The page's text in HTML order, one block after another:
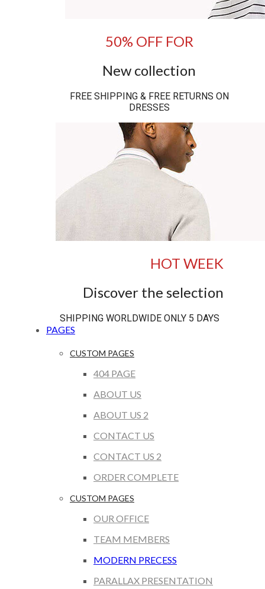
50% OFF FOR
New collection
FREE SHIPPING & FREE RETURNS ON
DRESSES
HOT WEEK
Discover the selection
SHIPPING WORLDWIDE ONLY 5 DAYS
PAGES
CUSTOM PAGES
404 PAGE
ABOUT US
ABOUT US 2
CONTACT US
CONTACT US 2
ORDER COMPLETE
CUSTOM PAGES
OUR OFFICE
TEAM MEMBERS
MODERN PRECESS
PARALLAX PRESENTATION